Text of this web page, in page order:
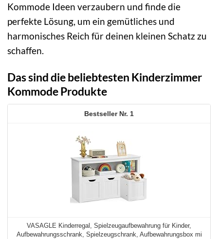
Kommode Ideen verzaubern und finde die
perfekte Lösung, um ein gemütliches und
harmonisches Reich für deinen kleinen Schatz zu
schaffen.
Das sind die beliebtesten Kinderzimmer
Kommode Produkte
1
VASAGLE Kinderregal, Spielzeugaufbewahrung für Kinder,
Aufbewahrungsschrank, Spielzeugschrank, Aufbewahrungsbox mi